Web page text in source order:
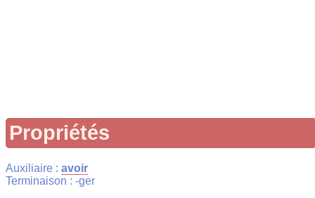
Propriétés
Auxiliaire : avoir
Terminaison : -ger